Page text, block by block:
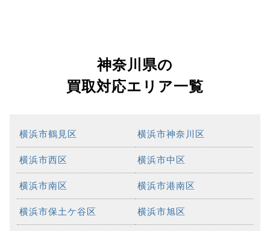
神奈川県の
買取対応エリア一覧
横浜市鶴見区 横浜市神奈川区
横浜市西区 横浜市中区
横浜市南区 横浜市港南区
横浜市保土ケ谷区 横浜市旭区